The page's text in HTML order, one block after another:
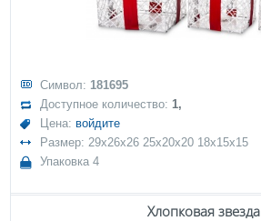
Символ: 181695
Доступное количество:1,
Цена: войдите
Размер: 29x26x26 25x20x20 18x15x15
Упаковка 4
Хлопковая звезда